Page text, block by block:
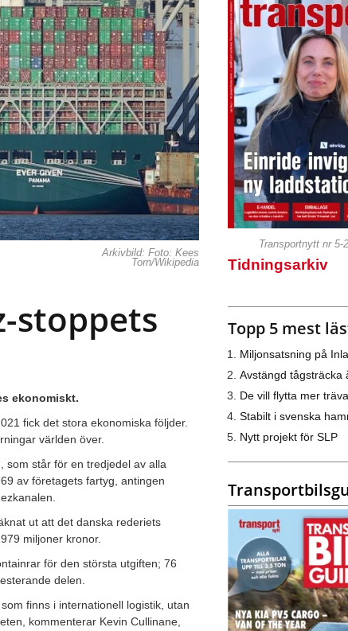
Arkivbild: Foto: Kees
Torn/Wikipedia
stoppets
ekonomiskt.
fick det stora ekonomiska följder.
världen över.
som står för en tredjedel av alla
av företagets fartyg, antingen
ut att det danska rederiets
miljoner kronor.
för den största utgiften; 76
delen.
finns i internationell logistik, utan
kommenterar Kevin Cullinane,
Transportnytt nr 5-
Tidningsarkiv
Topp 5 mest
Miljonsatsning på
Avstängd tågsträcka
De vill flytta mer
Stabilt i svenska
Nytt projekt för SLP